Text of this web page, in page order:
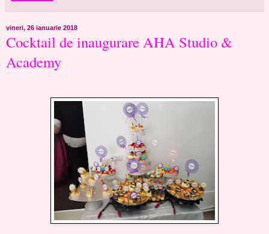
vineri, 26 ianuarie 2018
Cocktail de inaugurare AHA Studio &
Academy